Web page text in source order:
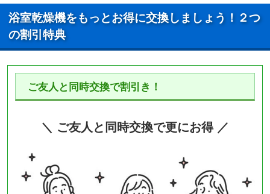
浴室乾燥機をもっとお得に交換しましょう！２つ
の割引特典
ご友人と同時交換で割引き！
＼ ご友人と同時交換で更にお得 ／